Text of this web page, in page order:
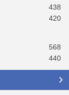
438
420
568
440